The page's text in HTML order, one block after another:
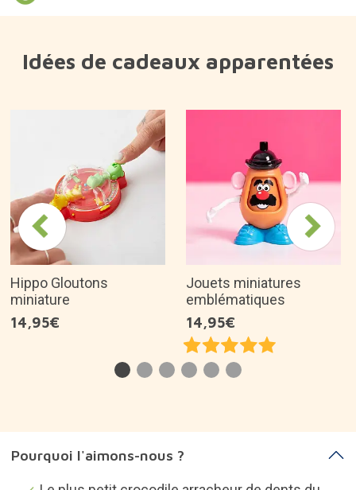
Idées de cadeaux apparentées
Hippo Gloutons
miniature
14,95€
Jouets miniatures
emblématiques
14,95€
Pourquoi l'aimons-nous ?